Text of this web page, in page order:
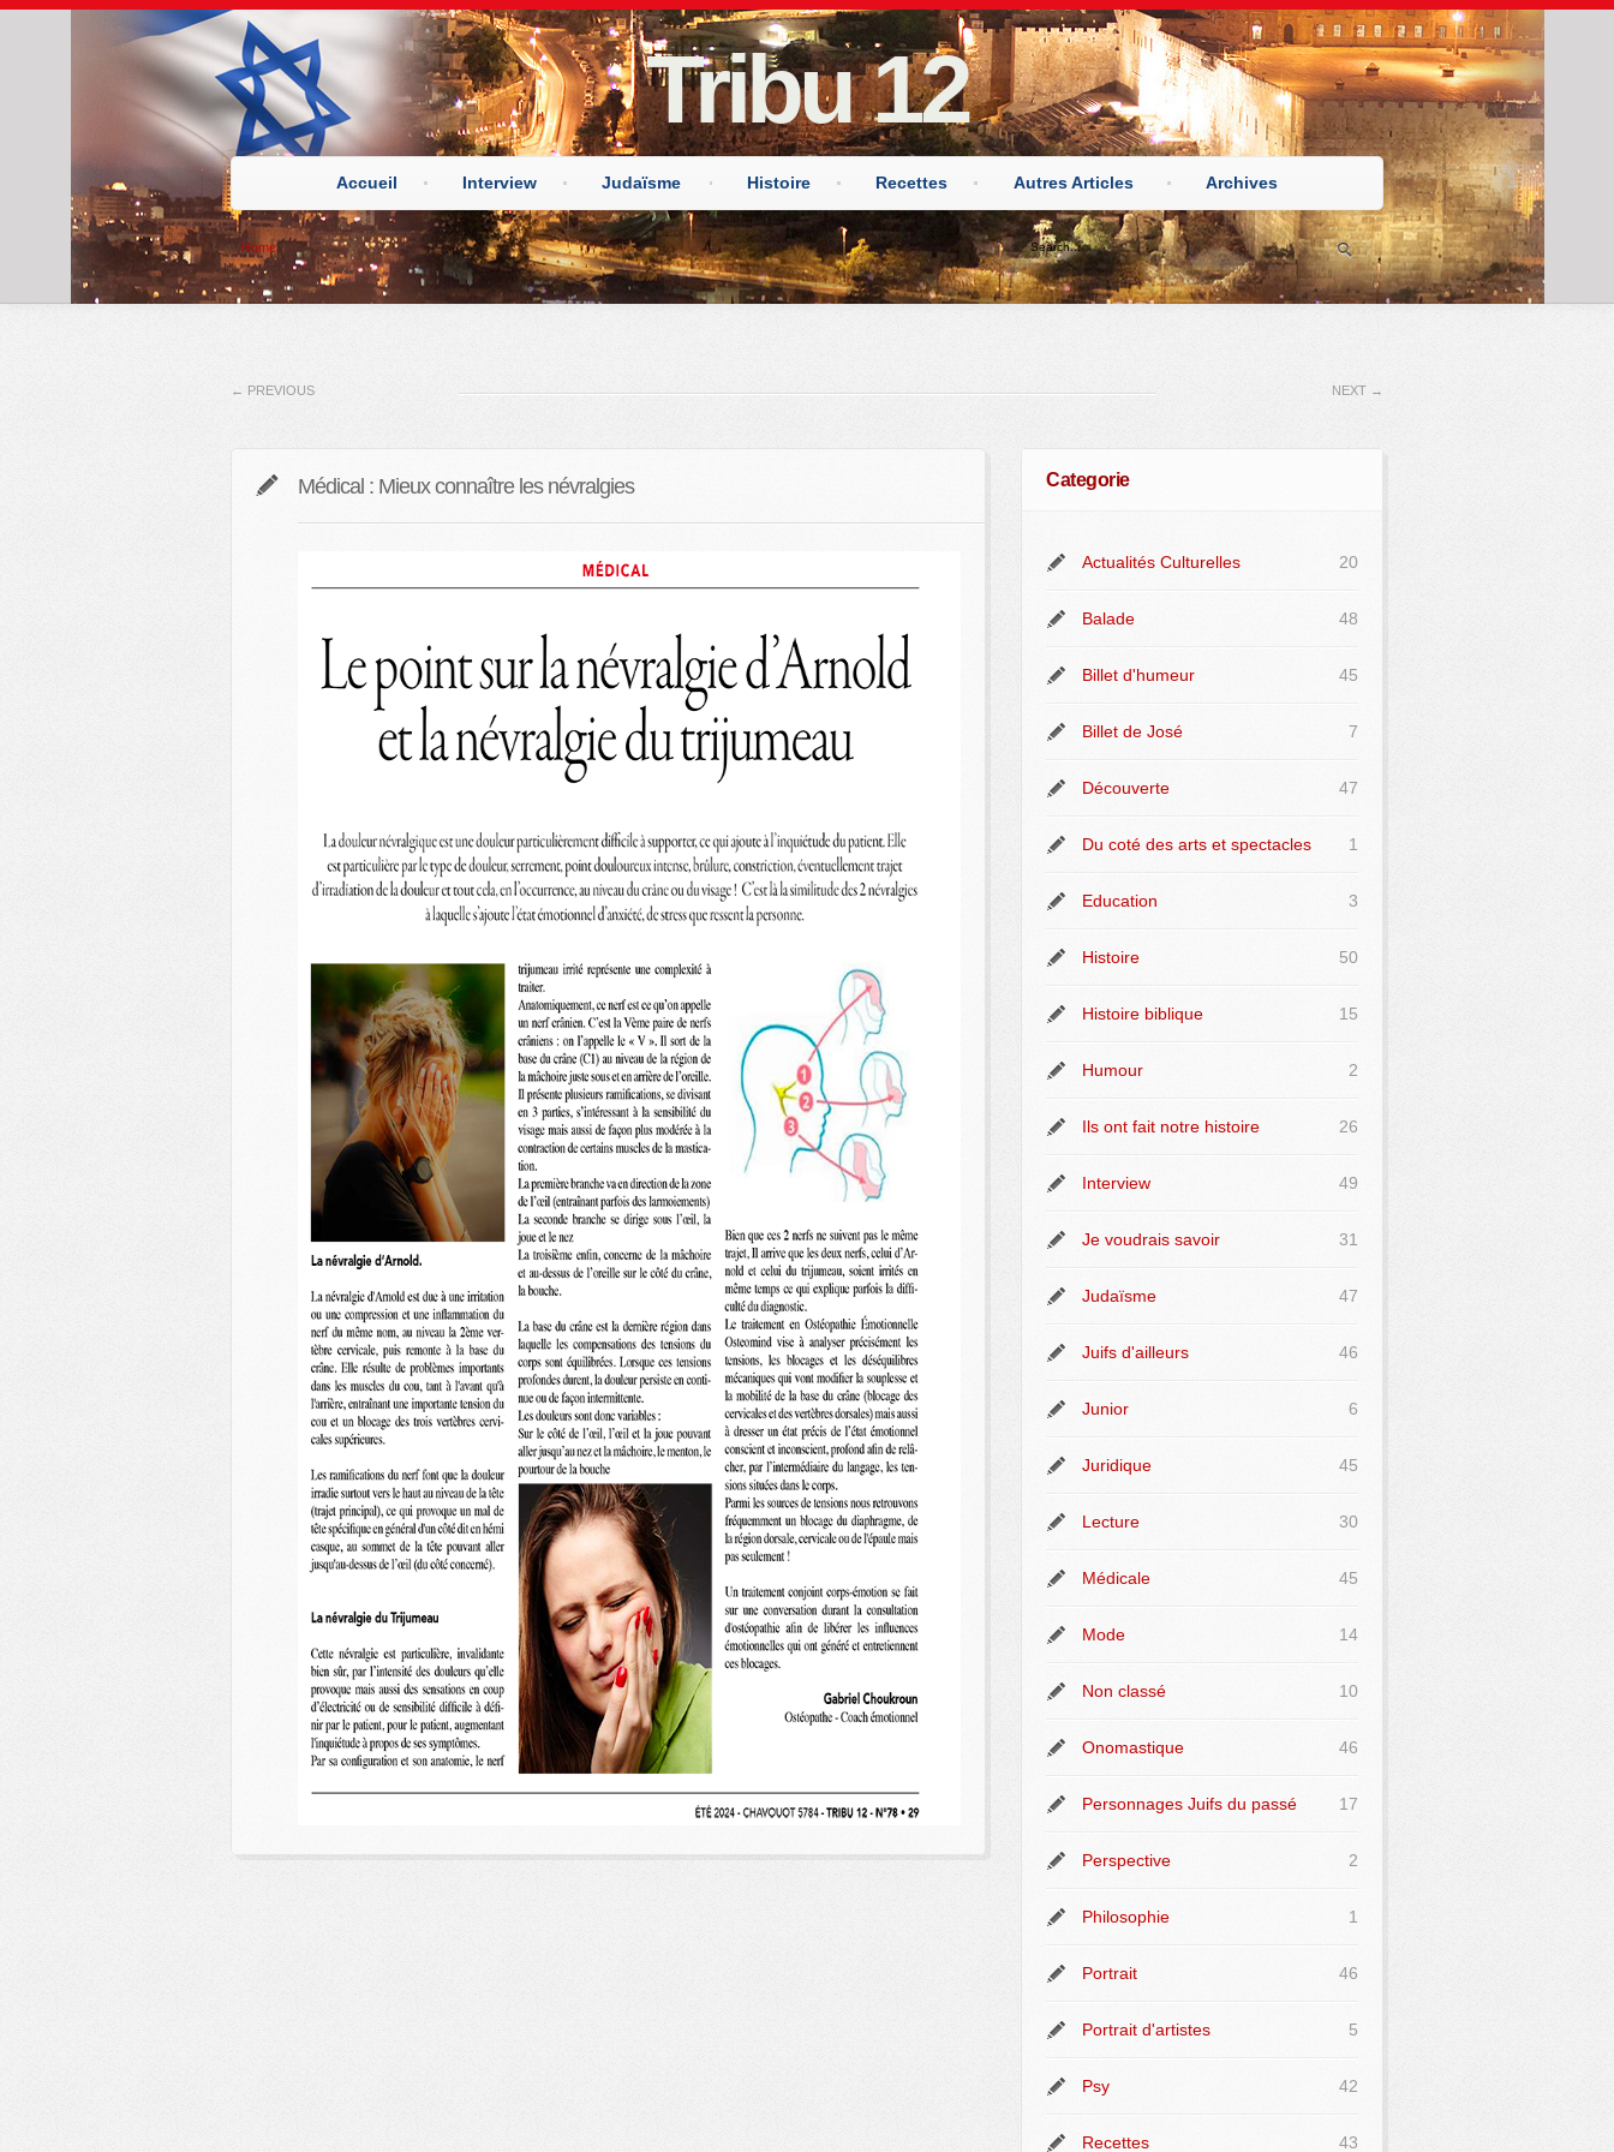
Tribu 12
Accueil Interview Judaïsme Histoire Recettes Autres Articles Archives
Home
← PREVIOUS NEXT →
Médical : Mieux connaître les névralgies Categorie
Actualités Culturelles 20
Balade 48
Billet d'humeur 45
Billet de José 7
Découverte 47
Du coté des arts et spectacles 1
Education 3
Histoire 50
Histoire biblique 15
Humour 2
Ils ont fait notre histoire 26
Interview 49
Je voudrais savoir 31
Judaïsme 47
Juifs d'ailleurs 46
Junior 6
Juridique 45
Lecture 30
Médicale 45
Mode 14
Non classé 10
Onomastique 46
Personnages Juifs du passé 17
Perspective 2
Philosophie 1
Portrait 46
Portrait d'artistes 5
Psy 42
Recettes 43